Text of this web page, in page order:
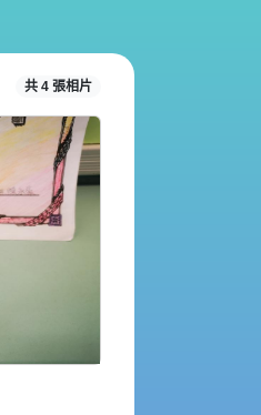
共 4 張相片